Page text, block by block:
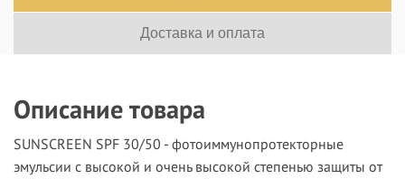
Доставка и оплата
Описание товара
SUNSCREEN SPF 30/50 - фотоиммунопротекторные
эмульсии с высокой и очень высокой степенью защиты от